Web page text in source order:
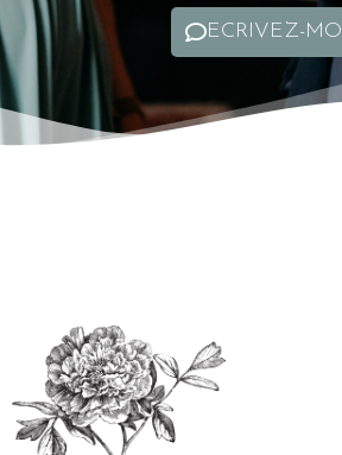
ECRIVEZ-MOI